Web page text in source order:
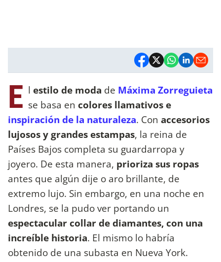
E l estilo de moda de Máxima Zorreguieta
se basa en colores llamativos e
inspiración de la naturaleza. Con accesorios
lujosos y grandes estampas, la reina de
Países Bajos completa su guardarropa y
joyero. De esta manera, prioriza sus ropas
antes que algún dije o aro brillante, de
extremo lujo. Sin embargo, en una noche en
Londres, se la pudo ver portando un
espectacular collar de diamantes, con una
increíble historia. El mismo lo habría
obtenido de una subasta en Nueva York.